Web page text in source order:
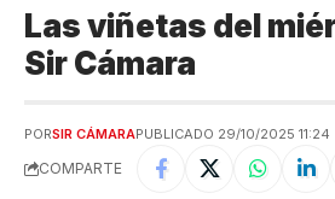
Las viñetas del
Sir Cámara
PORSIR CÁMARAPUBLICADO 29/10/2025 11:24
COMPARTE